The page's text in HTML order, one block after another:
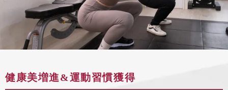
健康美増進&運動習慣獲得